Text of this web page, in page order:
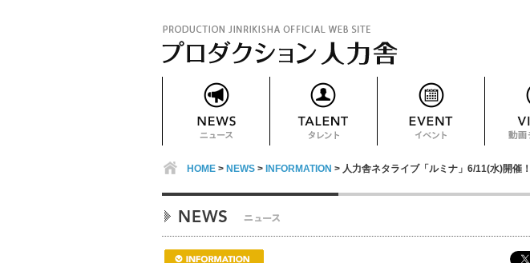
HOME > NEWS > INFORMATION > 人力舎ネタライブ「ルミナ」6/11(水)開催